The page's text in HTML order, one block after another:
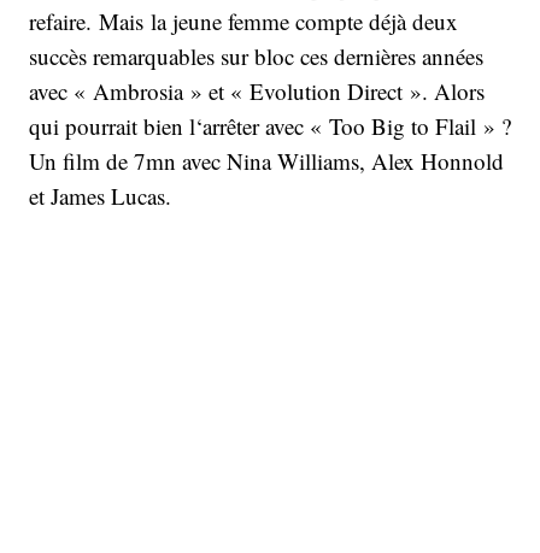
refaire. Mais la jeune femme compte déjà deux
succès remarquables sur bloc ces dernières années
avec « Ambrosia » et « Evolution Direct ». Alors
qui pourrait bien l‘arrêter avec « Too Big to Flail » ?
Un film de 7mn avec Nina Williams, Alex Honnold
et James Lucas.